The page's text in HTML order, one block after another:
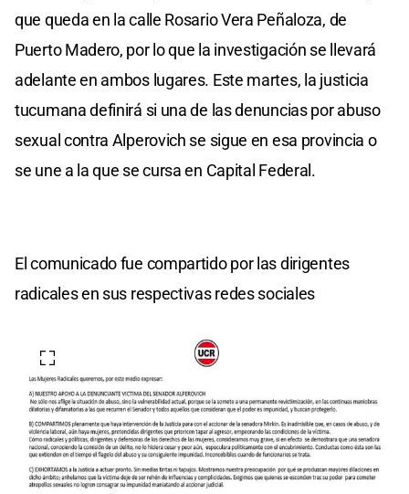
que queda en la calle Rosario Vera Peñaloza, de
Puerto Madero, por lo que la investigación se llevará
adelante en ambos lugares. Este martes, la justicia
tucumana definirá si una de las denuncias por abuso
sexual contra Alperovich se sigue en esa provincia o
se une a la que se cursa en Capital Federal.
El comunicado fue compartido por las dirigentes
radicales en sus respectivas redes sociales